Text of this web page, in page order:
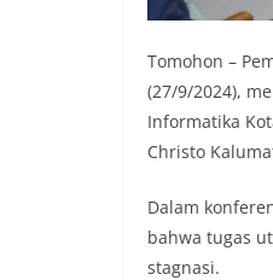
Tomohon –
(27/9/2024),
Informatika
Christo
Dalam
bahwa tugas
stagnasi.